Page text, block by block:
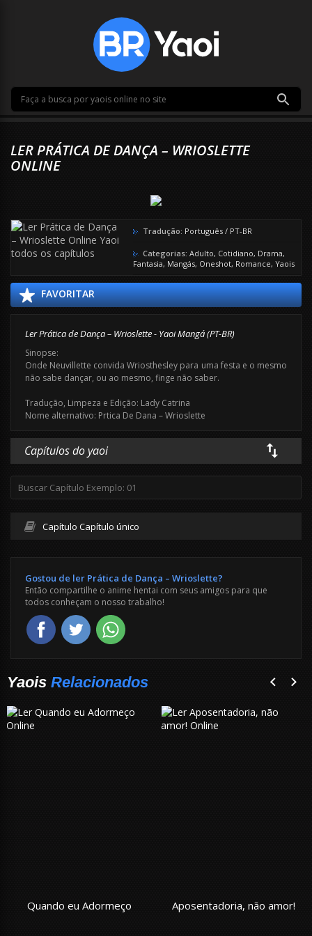
LER PRÁTICA DE DANÇA – WRIOSLETTE
ONLINE
Tradução: Português / PT-BR
Categorias: Adulto, Cotidiano, Drama,
Fantasia, Mangás, Oneshot, Romance, Yaois
FAVORITAR
Ler Prática de Dança – Wrioslette - Yaoi Mangá (PT-BR)
Sinopse:
Onde Neuvillette convida Wriosthesley para uma festa e o mesmo
não sabe dançar, ou ao mesmo, finge não saber.
Tradução, Limpeza e Edição: Lady Catrina
Nome alternativo: Prtica De Dana – Wrioslette
Capítulos do yaoi
Capítulo Capítulo único
Gostou de ler Prática de Dança – Wrioslette?
Então compartilhe o anime hentai com seus amigos para que
todos conheçam o nosso trabalho!
Yaois Relacionados
Quando eu Adormeço Aposentadoria, não amor!